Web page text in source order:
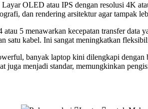
Layar OLED atau IPS dengan resolusi 4K
dan rendering arsitektur agar tampak
atau 5 menawarkan kecepatan transfer data
satu kabel. Ini sangat meningkatkan
banyak laptop kini dilengkapi dengan
juga menjadi standar, memungkinkan